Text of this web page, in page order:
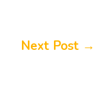
Next Post →